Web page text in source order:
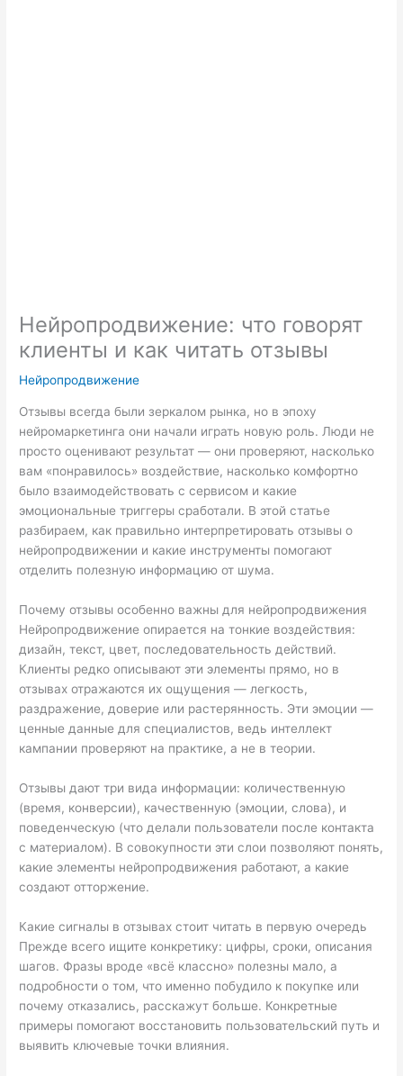
Нейропродвижение: что говорят
клиенты и как читать отзывы
Нейропродвижение
Отзывы всегда были зеркалом рынка, но в эпоху
нейромаркетинга они начали играть новую роль. Люди не
просто оценивают результат — они проверяют, насколько
вам «понравилось» воздействие, насколько комфортно
было взаимодействовать с сервисом и какие
эмоциональные триггеры сработали. В этой статье
разбираем, как правильно интерпретировать отзывы о
нейропродвижении и какие инструменты помогают
отделить полезную информацию от шума.
Почему отзывы особенно важны для нейропродвижения
Нейропродвижение опирается на тонкие воздействия:
дизайн, текст, цвет, последовательность действий.
Клиенты редко описывают эти элементы прямо, но в
отзывах отражаются их ощущения — легкость,
раздражение, доверие или растерянность. Эти эмоции —
ценные данные для специалистов, ведь интеллект
кампании проверяют на практике, а не в теории.
Отзывы дают три вида информации: количественную
(время, конверсии), качественную (эмоции, слова), и
поведенческую (что делали пользователи после контакта
с материалом). В совокупности эти слои позволяют понять,
какие элементы нейропродвижения работают, а какие
создают отторжение.
Какие сигналы в отзывах стоит читать в первую очередь
Прежде всего ищите конкретику: цифры, сроки, описания
шагов. Фразы вроде «всё классно» полезны мало, а
подробности о том, что именно побудило к покупке или
почему отказались, расскажут больше. Конкретные
примеры помогают восстановить пользовательский путь и
выявить ключевые точки влияния.